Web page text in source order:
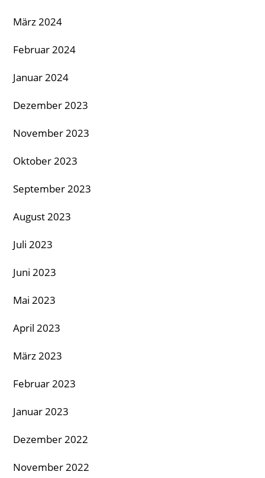
März 2024
Februar 2024
Januar 2024
Dezember 2023
November 2023
Oktober 2023
September 2023
August 2023
Juli 2023
Juni 2023
Mai 2023
April 2023
März 2023
Februar 2023
Januar 2023
Dezember 2022
November 2022